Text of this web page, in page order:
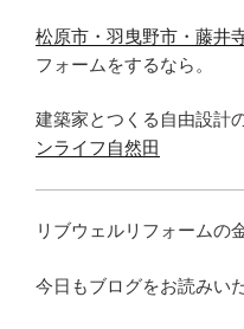
松原市・羽曳野市・藤井
フォームをするなら。
建築家とつくる自由設計
ンライフ自然田
リブウェルリフォームの
今日もブログをお読みい